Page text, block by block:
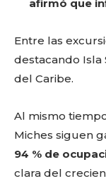
afirmó que
Entre las
destacando Isla
del Caribe.
Al mismo
Miches siguen
94 % de
clara del